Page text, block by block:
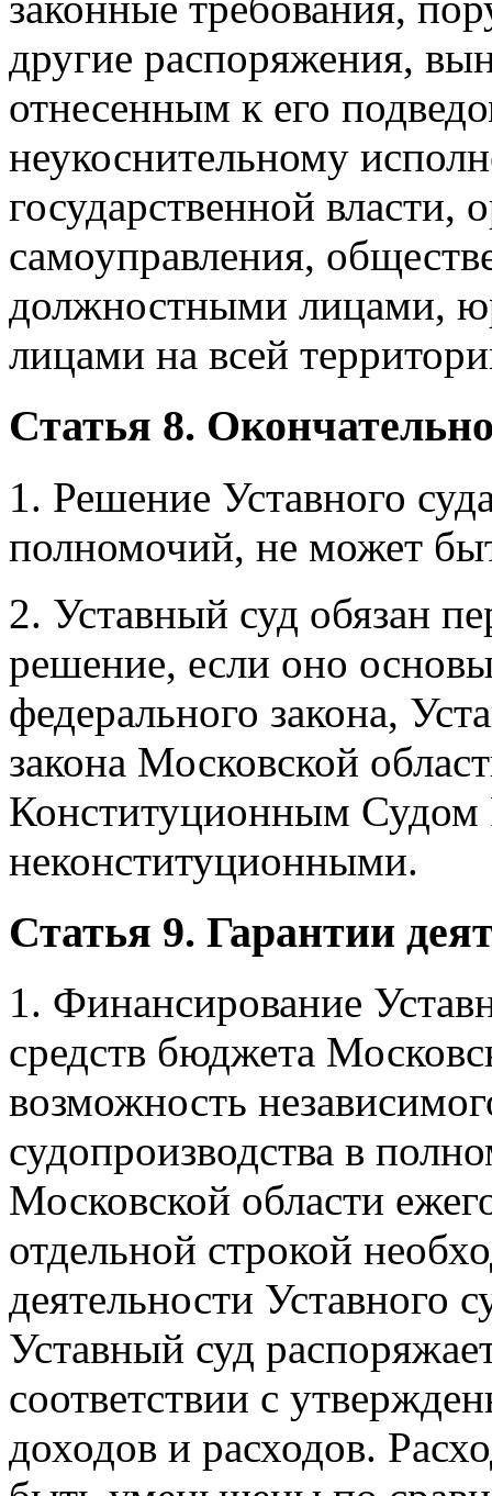
другие распоряжения,
отнесенным к его
неукоснительному
государственной власти,
самоуправления,
должностными лицами,
лицами на всей
Статья 8.
1. Решение Уставного
полномочий, не может
2. Уставный суд обязан
решение, если оно
федерального закона,
закона Московской
Конституционным Судом
неконституционными.
Статья 9. Гарантии
1. Финансирование
средств бюджета
возможность
судопроизводства в
Московской области
отдельной строкой
деятельности Уставного
Уставный суд
соответствии с
доходов и расходов.